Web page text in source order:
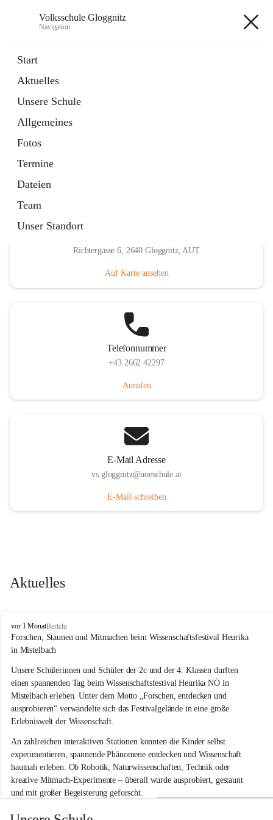
Volksschule Gloggnitz
Navigation
Start
Aktuelles
Unsere Schule
Allgemeines
Fotos
Termine
Dateien
Team
Unser Standort
Seite
in
Tab
Elternverein
öffnet
in
neuem
Tab
Richtergasse 6, 2640 Gloggnitz, AUT
Auf Karte ansehen
Telefonnummer
+43 2662 42297
Anrufen
E-Mail Adresse
vs.gloggnitz@noeschule.at
E-Mail schreiben
Aktuelles
V
o
l
s
s
c
u
l
e
G
l
o
g
g
n
i
vor 1 MonatBericht
Forschen, Staunen und Mitmachen beim Wissenschaftsfestival Heurika
in Mistelbach
Unsere Schülerinnen und Schüler der 2c und der 4. Klassen durften
einen spannenden Tag beim Wissenschaftsfestival Heurika NÖ in
Mistelbach erleben. Unter dem Motto „Forschen, entdecken und
ausprobieren“ verwandelte sich das Festivalgelände in eine große
Erlebniswelt der Wissenschaft.
An zahlreichen interaktiven Stationen konnten die Kinder selbst
experimentieren, spannende Phänomene entdecken und Wissenschaft
hautnah erleben. Ob Robotik, Naturwissenschaften, Technik oder
kreative Mitmach-Experimente – überall wurde ausprobiert, gestaunt
und mit großer Begeisterung geforscht.
Besonders beeindruckend war, dass Wissenschaftlerinnen und